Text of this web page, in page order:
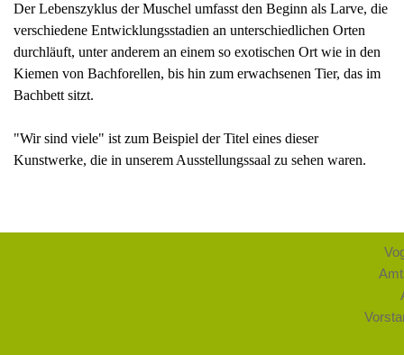
Der Lebenszyklus der Muschel umfasst den Beginn als Larve, die
verschiedene Entwicklungsstadien an unterschiedlichen Orten
durchläuft, unter anderem an einem so exotischen Ort wie in den
Kiemen von Bachforellen, bis hin zum erwachsenen Tier, das im
Bachbett sitzt.
"Wir sind viele" ist zum Beispiel der Titel eines dieser
Kunstwerke, die in unserem Ausstellungssaal zu sehen waren.